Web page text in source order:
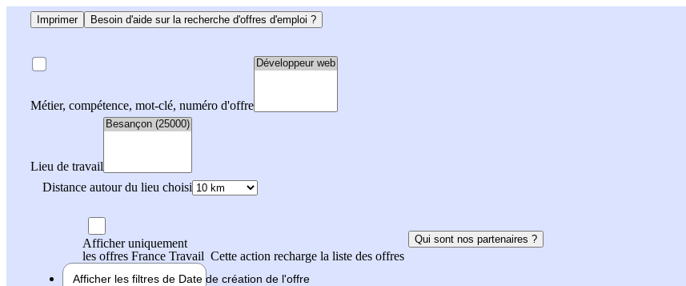
Imprimer Besoin d'aide sur la recherche d'offres d'emploi ?
Métier, compétence, mot-clé, numéro d'offre
Lieu de travail
Distance autour du lieu choisi
Afficher uniquement
les offres France Travail Cette action recharge la liste des offres
Qui sont nos partenaires ?
Afficher les filtres de Date de création de l'offre